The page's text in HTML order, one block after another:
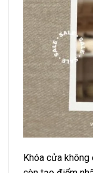
Khóa cửa không